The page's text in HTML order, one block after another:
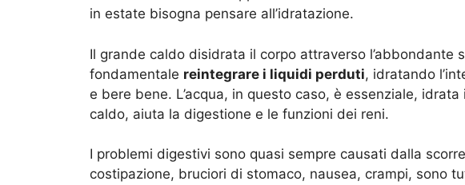
in estate bisogna pensare all’idratazione.
Il grande caldo disidrata il corpo attraverso l’abbondante
fondamentale reintegrare i liquidi perduti, idratando
e bere bene. L’acqua, in questo caso, è essenziale,
caldo, aiuta la digestione e le funzioni dei reni.
I problemi digestivi sono quasi sempre causati dalla
costipazione, bruciori di stomaco, nausea, crampi, sono